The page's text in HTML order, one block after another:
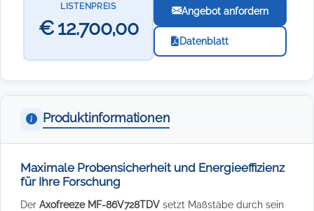
LISTENPREIS
€ 12.700,00
Angebot anfordern
Datenblatt
Produktinformationen
Maximale Probensicherheit und Energieeffizienz
für Ihre Forschung
Der Axofreeze MF-86V728TDV setzt Maßstäbe durch sein